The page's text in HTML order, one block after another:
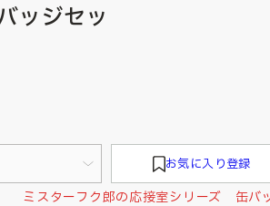
ッジセッ
お気に入り登録
ミスターフク郎の応接室シリーズ 缶バ